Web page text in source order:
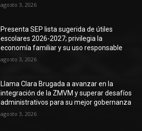
agosto 3, 2026
Presenta SEP lista sugerida de útiles
escolares 2026-2027; privilegia la
economía familiar y su uso responsable
agosto 3, 2026
Llama Clara Brugada a avanzar en la
integración de la ZMVM y superar desafíos
administrativos para su mejor gobernanza
agosto 3, 2026